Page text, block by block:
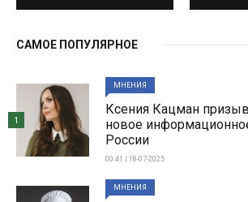
САМОЕ ПОПУЛЯРНОЕ
МНЕНИЯ
Ксения Кацман
новое
России
00:41 | 18-07-2025
1
МНЕНИЯ